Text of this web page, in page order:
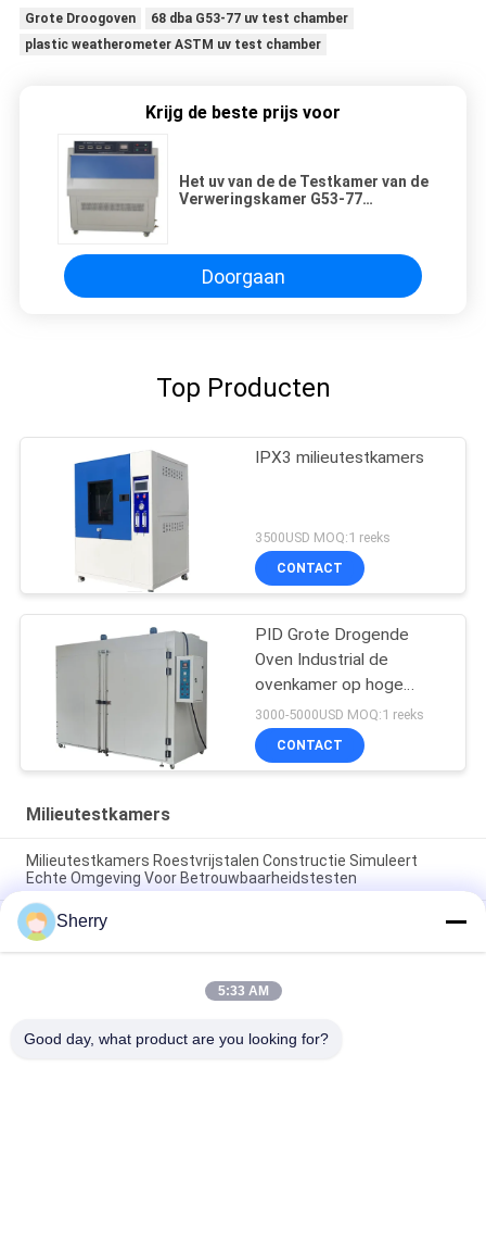
Grote Droogoven
68 dba G53-77 uv test chamber
plastic weatherometer ASTM uv test chamber
Krijg de beste prijs voor
Het uv van de de Testkamer van de
Verweringskamer G53-77
Doorgaan
Top Producten
IPX3 milieutestkamers
3500USD MOQ:1 reeks
CONTACT
PID Grote Drogende
Oven Industrial de
ovenkamer op hoge
temperatuur van
seconde SUS304
3000-5000USD MOQ:1 reeks
CONTACT
Milieutestkamers
Milieutestkamers Roestvrijstalen Constructie Simuleert
Echte Omgeving Voor Betrouwbaarheidstesten
Klimaatgecontroleerde testkamers Temperatuuruniformiteit
±1°C Aanpasbaar Beschikbaar
Omgevingstestkamers Breed temperatuurbereik
-70°C~+180°C Hoge nauwkeurigheid voor
Sherry
5:33 AM
Good day, what product are you looking for?